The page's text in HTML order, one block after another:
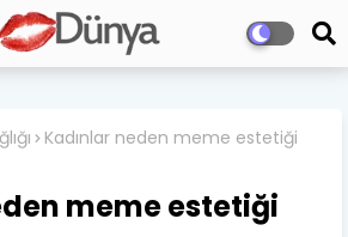
Kadınlar neden meme estetiği
meme estetiği